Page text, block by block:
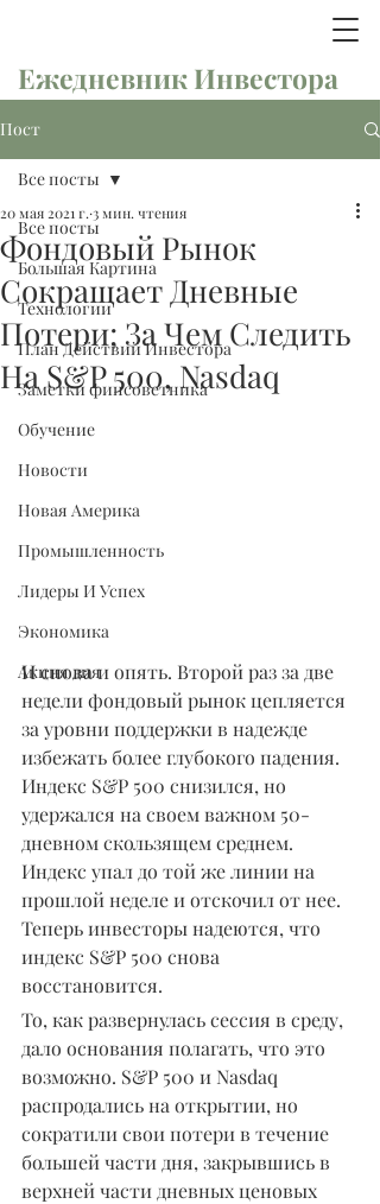
Ежедневник Инвестора
Пост
Все посты
Большая Картина
Технологии
План Действий Инвестора
Заметки финсоветника
Обучение
Новости
Новая Америка
Промышленность
Лидеры И Успех
Экономика
Акция дня
Все посты
Фондовый Рынок
Сокращает Дневные
Потери; За Чем Следить
На S&P 500, Nasdaq
20 мая 2021 г. 3 мин. чтения
И снова и опять. Второй раз за две
недели фондовый рынок цепляется
за уровни поддержки в надежде
избежать более глубокого падения.
Индекс S&P 500 снизился, но
удержался на своем важном 50-
дневном скользящем среднем.
Индекс упал до той же линии на
прошлой неделе и отскочил от нее.
Теперь инвесторы надеются, что
индекс S&P 500 снова
восстановится.
То, как развернулась сессия в среду,
дало основания полагать, что это
возможно. S&P 500 и Nasdaq
распродались на открытии, но
сократили свои потери в течение
большей части дня, закрывшись в
верхней части дневных ценовых